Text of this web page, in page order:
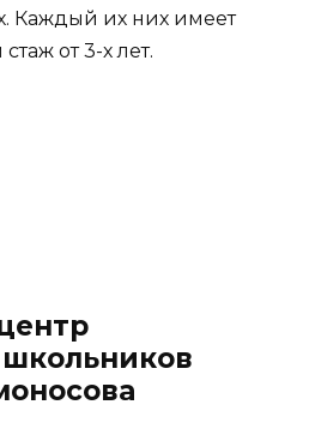
Каждый их них имеет
от 3-х лет.